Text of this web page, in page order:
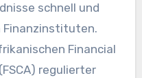
schnell und
Finanzinstituten.
Financial
regulierter